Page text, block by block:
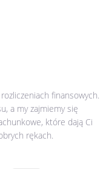
finansowych.
a my zajmiemy się
które dają Ci
rękach.